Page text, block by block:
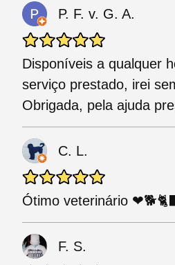
P. F. v. G. A.
Disponíveis a qualquer
serviço prestado, irei
Obrigada, pela ajuda
C. L.
Ótimo veterinário ❤🐕🐈‍⬛
F. S.